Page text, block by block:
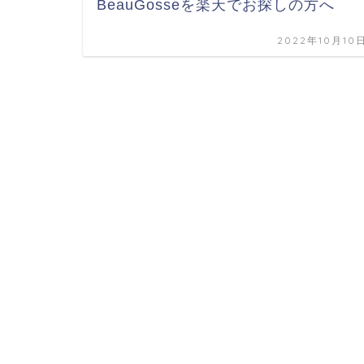
BeauGosseを楽天でお探しの方へ
2022年10月10